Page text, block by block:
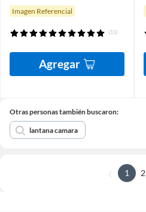
Imagen Referencial
(11)
Agregar
Otras personas también buscaron:
lantana camara
1 2